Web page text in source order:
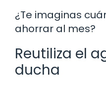
¿Te imaginas
ahorrar al mes?
Reutiliza el
ducha